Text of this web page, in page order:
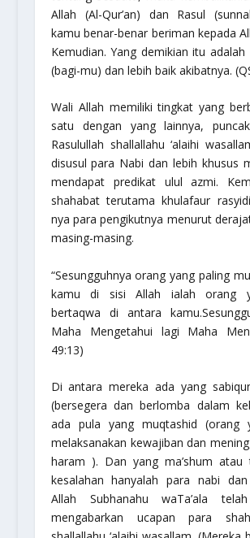
Allah (Al-Qur’an) dan Rasul
kamu benar-benar beriman kepada
Kemudian. Yang demikian itu
(bagi-mu) dan lebih baik akibatnya.
Wali Allah memiliki tingkat yang
satu dengan yang lainnya,
Rasulullah shallallahu ‘alaihi
disusul para Nabi dan lebih khusus
mendapat predikat ulul azmi.
shahabat terutama khulafaur
nya para pengikutnya menurut
masing-masing.
“Sesungguhnya orang yang paling
kamu di sisi Allah ialah orang
bertaqwa di antara
Maha Mengetahui lagi Maha
49:13)
Di antara mereka ada yang
(bersegera dan berlomba dalam
ada pula yang muqtashid (orang
melaksanakan kewajiban dan
haram ). Dan yang ma’shum atau
kesalahan hanyalah para nabi
Allah Subhanahu waTa’ala
mengabarkan ucapan para